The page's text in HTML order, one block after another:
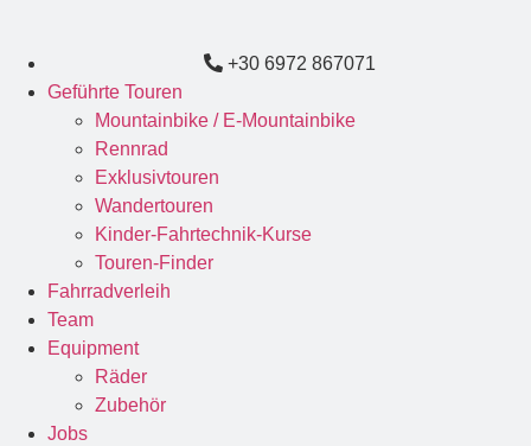
+30 6972 867071
Geführte Touren
Mountainbike / E-Mountainbike
Rennrad
Exklusivtouren
Wandertouren
Kinder-Fahrtechnik-Kurse
Touren-Finder
Fahrradverleih
Team
Equipment
Räder
Zubehör
Jobs